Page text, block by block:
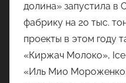
долина» запустила в
фабрику на 20 тыс.
проекты в этом году
«Киржач Молоко», Ice
«Иль Мио